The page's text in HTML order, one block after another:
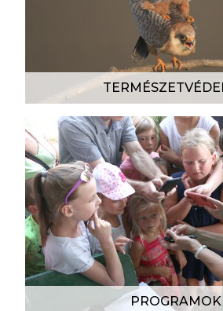
PROGRAMOK